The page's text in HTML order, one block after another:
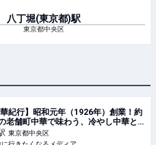
八丁堀(東京都)駅
東京都中央区
華紀行】昭和元年（1926年）創業！約
老舗町中華で味わう、冷やし中華と
区銀座・歌舞伎座裏の「萬福」 -
東京都中央区